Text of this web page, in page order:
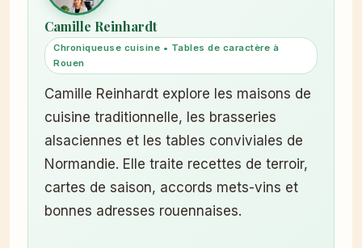
Camille Reinhardt
Chroniqueuse cuisine • Tables de caractère à
Rouen
Camille Reinhardt explore les maisons de
cuisine traditionnelle, les brasseries
alsaciennes et les tables conviviales de
Normandie. Elle traite recettes de terroir,
cartes de saison, accords mets-vins et
bonnes adresses rouennaises.